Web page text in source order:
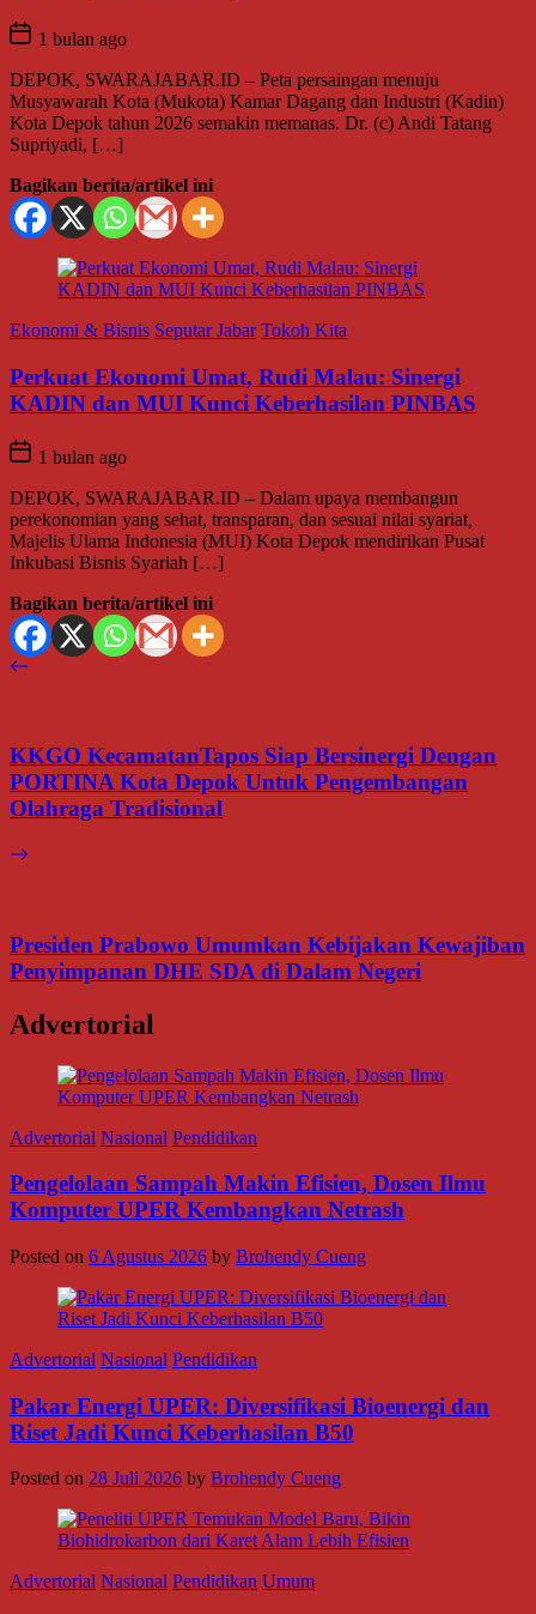
1 bulan ago
DEPOK, SWARAJABAR.ID – Peta persaingan menuju
Musyawarah Kota (Mukota) Kamar Dagang dan Industri (Kadin)
Kota Depok tahun 2026 semakin memanas. Dr. (c) Andi Tatang
Supriyadi, […]
Bagikan berita/artikel ini
Ekonomi & Bisnis Seputar Jabar Tokoh Kita
Perkuat Ekonomi Umat, Rudi Malau: Sinergi
KADIN dan MUI Kunci Keberhasilan PINBAS
1 bulan ago
DEPOK, SWARAJABAR.ID – Dalam upaya membangun
perekonomian yang sehat, transparan, dan sesuai nilai syariat,
Majelis Ulama Indonesia (MUI) Kota Depok mendirikan Pusat
Inkubasi Bisnis Syariah […]
Bagikan berita/artikel ini
KKGO KecamatanTapos Siap Bersinergi Dengan
PORTINA Kota Depok Untuk Pengembangan
Olahraga Tradisional
Presiden Prabowo Umumkan Kebijakan Kewajiban
Penyimpanan DHE SDA di Dalam Negeri
Advertorial
Advertorial Nasional Pendidikan
Pengelolaan Sampah Makin Efisien, Dosen Ilmu
Komputer UPER Kembangkan Netrash
Posted on 6 Agustus 2026 by Brohendy Cueng
Advertorial Nasional Pendidikan
Pakar Energi UPER: Diversifikasi Bioenergi dan
Riset Jadi Kunci Keberhasilan B50
Posted on 28 Juli 2026 by Brohendy Cueng
Advertorial Nasional Pendidikan Umum